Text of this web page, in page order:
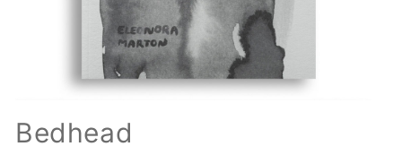
elemento
multimedia
1Bedhead